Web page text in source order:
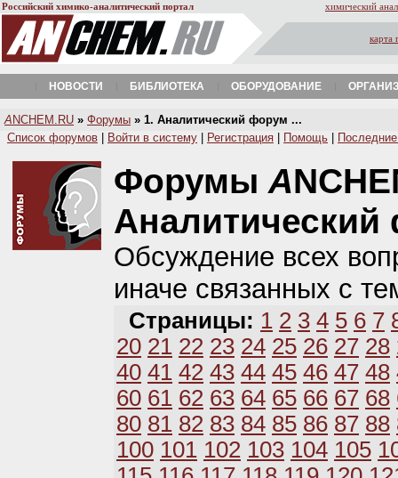
Российский химико-аналитический портал химический
карта
НОВОСТИ БИБЛИОТЕКА ОБОРУДОВАНИЕ
A NCHEM.RU » Форумы » 1. Аналитический форум ...
Список форумов
Войти в систему Регистрация Помощь
Форумы A
Обсуждение всех
иначе связанных с
Страницы: 1 2 3 4 5 6 7
20 21 22 23 24 25 26 27 28
40 41 42 43 44 45 46 47 48
60 61 62 63 64 65 66 67 68
80 81 82 83 84 85 86 87 88
100 101 102 103 104 105